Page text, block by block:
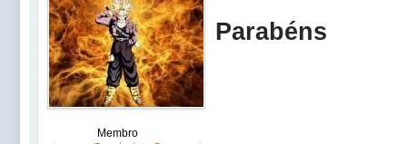
Membro
Parabéns